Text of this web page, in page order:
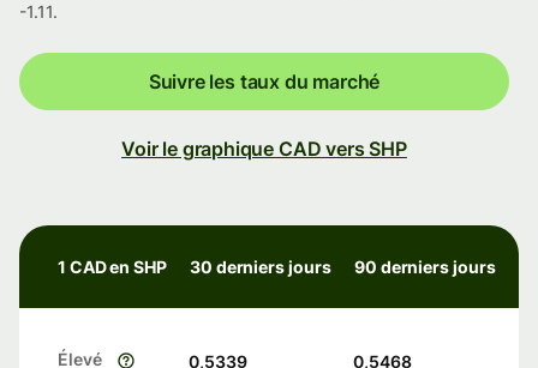
-1.11.
Suivre les taux du marché
Voir le graphique CAD vers SHP
1 CAD en SHP 30 derniers jours 90 derniers jours
Élevé 0,5339 0,5468